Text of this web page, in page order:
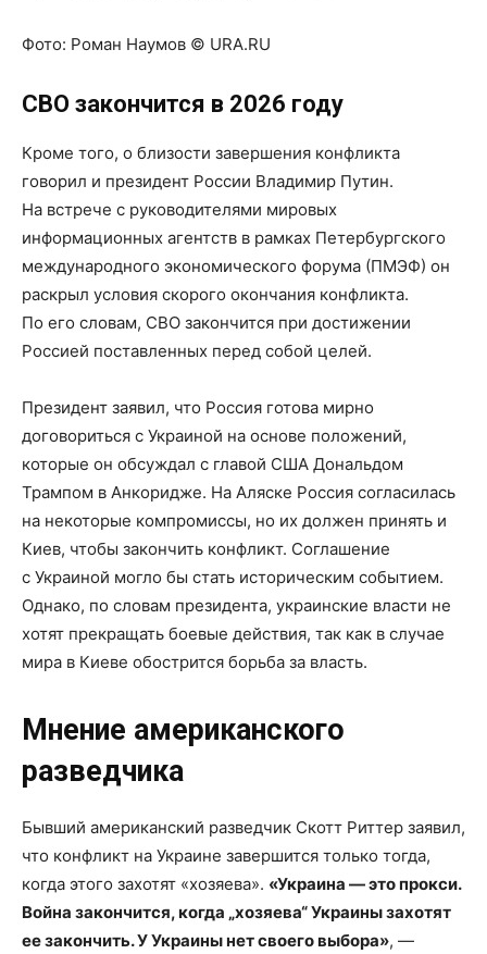
Фото: Роман Наумов © URA.RU
СВО закончится в 2026 году
Кроме того, о близости завершения конфликта
говорил и президент России Владимир Путин.
На встрече с руководителями мировых
информационных агентств в рамках Петербургского
международного экономического форума (ПМЭФ) он
раскрыл условия скорого окончания конфликта.
По его словам, СВО закончится при достижении
Россией поставленных перед собой целей.
Президент заявил, что Россия готова мирно
договориться с Украиной на основе положений,
которые он обсуждал с главой США Дональдом
Трампом в Анкоридже. На Аляске Россия согласилась
на некоторые компромиссы, но их должен принять и
Киев, чтобы закончить конфликт. Соглашение
с Украиной могло бы стать историческим событием.
Однако, по словам президента, украинские власти не
хотят прекращать боевые действия, так как в случае
мира в Киеве обострится борьба за власть.
Мнение американского
разведчика
Бывший американский разведчик Скотт Риттер заявил,
что конфликт на Украине завершится только тогда,
когда этого захотят «хозяева». «Украина — это прокси.
Война закончится, когда „хозяева“ Украины захотят
ее закончить. У Украины нет своего выбора», —